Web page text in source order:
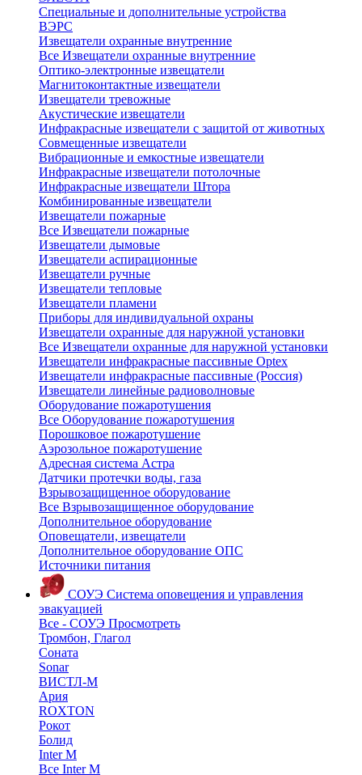
Специальные и дополнительные устройства
ВЭРС
Извещатели охранные внутренние
Все Извещатели охранные внутренние
Оптико-электронные извещатели
Магнитоконтактные извещатели
Извещатели тревожные
Акустические извещатели
Инфракрасные извещатели с защитой от животных
Совмещенные извещатели
Вибрационные и емкостные извещатели
Инфракрасные извещатели потолочные
Инфракрасные извещатели Штора
Комбинированные извещатели
Извещатели пожарные
Все Извещатели пожарные
Извещатели дымовые
Извещатели аспирационные
Извещатели ручные
Извещатели тепловые
Извещатели пламени
Приборы для индивидуальной охраны
Извещатели охранные для наружной установки
Все Извещатели охранные для наружной установки
Извещатели инфракрасные пассивные Optex
Извещатели инфракрасные пассивные (Россия)
Извещатели линейные радиоволновые
Оборудование пожаротушения
Все Оборудование пожаротушения
Порошковое пожаротушение
Аэрозольное пожаротушение
Адресная система Астра
Датчики протечки воды, газа
Взрывозащищенное оборудование
Все Взрывозащищенное оборудование
Дополнительное оборудование
Оповещатели, извещатели
Дополнительное оборудование ОПС
Источники питания
СОУЭ Система оповещения и управления
эвакуацией
Все - СОУЭ Просмотреть
Тромбон, Глагол
Соната
Sonar
ВИСТЛ-М
Ария
ROXTON
Рокот
Болид
Inter M
Все Inter M